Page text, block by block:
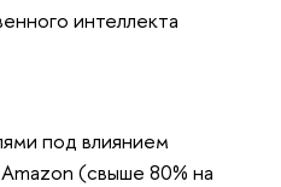
интеллекта
под влиянием
(свыше 80% на